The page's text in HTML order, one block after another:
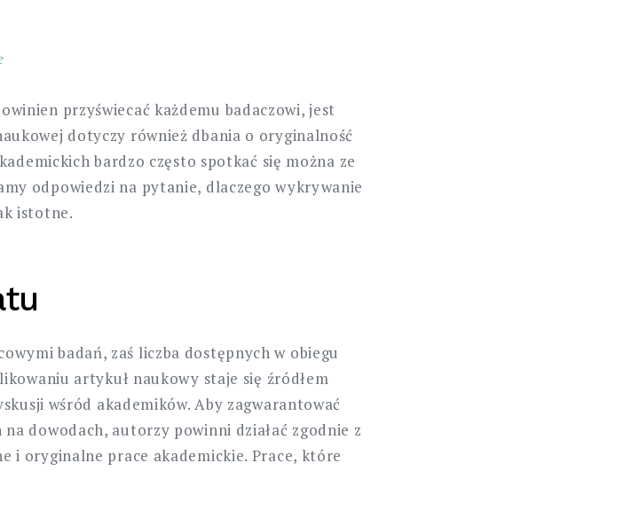
przyświecać każdemu badaczowi, jest
dotyczy również dbania o oryginalność
bardzo często spotkać się można ze
odpowiedzi na pytanie, dlaczego wykrywanie
istotne.
badań, zaś liczba dostępnych w obiegu
artykuł naukowy staje się źródłem
wśród akademików. Aby zagwarantować
dowodach, autorzy powinni działać zgodnie z
i oryginalne prace akademickie. Prace, które